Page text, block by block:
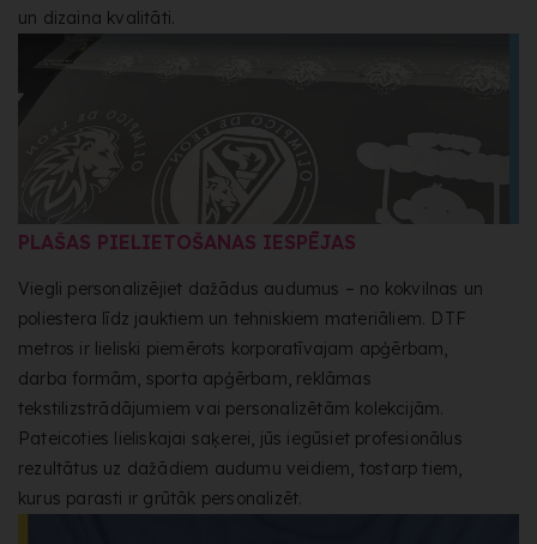
un dizaina kvalitāti.
PLAŠAS PIELIETOŠANAS IESPĒJAS
Viegli personalizējiet dažādus audumus – no kokvilnas un
poliestera līdz jauktiem un tehniskiem materiāliem. DTF
metros ir lieliski piemērots korporatīvajam apģērbam,
darba formām, sporta apģērbam, reklāmas
tekstilizstrādājumiem vai personalizētām kolekcijām.
Pateicoties lieliskajai saķerei, jūs iegūsiet profesionālus
rezultātus uz dažādiem audumu veidiem, tostarp tiem,
kurus parasti ir grūtāk personalizēt.